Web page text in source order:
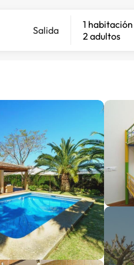
Salida
1 habitación
2 adultos